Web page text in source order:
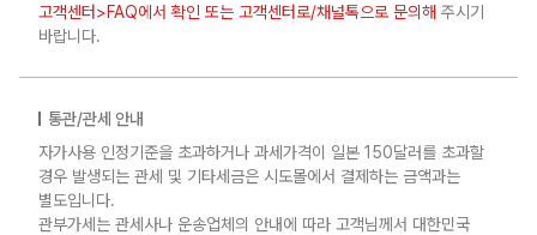
고객센터>FAQ에서 확인 또는 고객센터로/채널톡으로 문의해 주시기
바랍니다.
통관/관세 안내
자가사용 인정기준을 초과하거나 과세가격이 일본 150달러를 초과할
경우 발생되는 관세 및 기타세금은 시도몰에서 결제하는 금액과는
별도입니다.
관부가세는 관세사나 운송업체의 안내에 따라 고객님께서 대한민국